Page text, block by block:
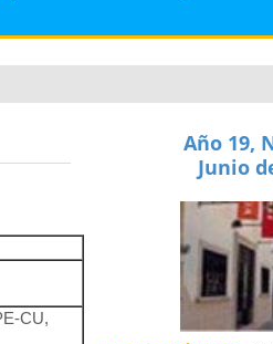
CU,
Año 19,
Junio